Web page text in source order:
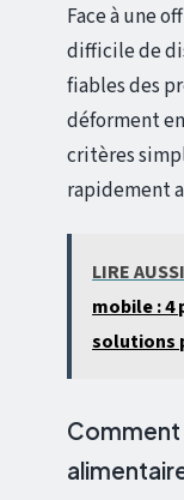
Face à une
difficile de
fiables des
déforment
critères
rapidement
LIRE AUSSI
mobile : 4
solutions
Comment